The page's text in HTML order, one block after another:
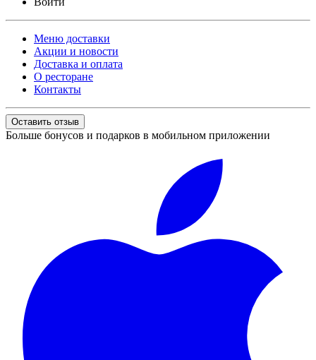
Меню доставки
Акции и новости
Доставка и оплата
О ресторане
Контакты
Оставить отзыв
Больше бонусов и подарков в мобильном приложении